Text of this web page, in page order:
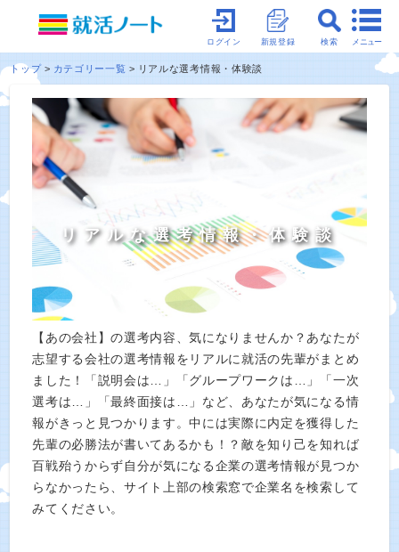
メニュー
検索
新規登録
ログイン
トップ カテゴリー一覧 リアルな選考情報・体験談
リアルな選考情報・体験談
【あの会社】の選考内容、気になりませんか？あなたが
志望する会社の選考情報をリアルに就活の先輩がまとめ
ました！「説明会は…」「グループワークは…」「一次
選考は…」「最終面接は…」など、あなたが気になる情
報がきっと見つかります。中には実際に内定を獲得した
先輩の必勝法が書いてあるかも！？敵を知り己を知れば
百戦殆うからず自分が気になる企業の選考情報が見つか
らなかったら、サイト上部の検索窓で企業名を検索して
みてください。